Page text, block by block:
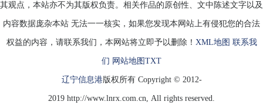
其观点，本站亦不为其版权负责。相关作品的原创性、文中陈述文字以及
内容数据庞杂本站 无法一一核实，如果您发现本网站上有侵犯您的合法
权益的内容，请联系我们，本网站将立即予以删除！ XML地图 联系我
们 网站地图 TXT
辽宁信息港版权所有 Copyright © 2012-
2019 http://www.lnrx.com.cn, All rights reserved.